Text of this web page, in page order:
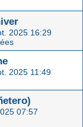
2025 16:29
2025 11:49
07:57